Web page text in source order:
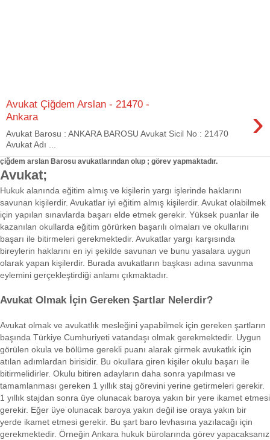
Avukat Çiğdem Arslan - 21470 -
Ankara
›
Avukat Barosu : ANKARA BAROSU Avukat Sicil No : 21470
Avukat Adı ...
çiğdem arslan Barosu avukatlarından olup ; görev yapmaktadır.
Avukat;
Hukuk alanında eğitim almış ve kişilerin yargı işlerinde haklarını
savunan kişilerdir. Avukatlar iyi eğitim almış kişilerdir. Avukat olabilmek
için yapılan sınavlarda başarı elde etmek gerekir. Yüksek puanlar ile
kazanılan okullarda eğitim görürken başarılı olmaları ve okullarını
başarı ile bitirmeleri gerekmektedir. Avukatlar yargı karşısında
bireylerin haklarını en iyi şekilde savunan ve bunu yasalara uygun
olarak yapan kişilerdir. Burada avukatların başkası adına savunma
eylemini gerçekleştirdiği anlamı çıkmaktadır.
Avukat Olmak İçin Gereken Şartlar Nelerdir?
Avukat olmak ve avukatlık mesleğini yapabilmek için gereken şartların
başında Türkiye Cumhuriyeti vatandaşı olmak gerekmektedir. Uygun
görülen okula ve bölüme gerekli puanı alarak girmek avukatlık için
atılan adımlardan birisidir. Bu okullara giren kişiler okulu başarı ile
bitirmelidirler. Okulu bitiren adayların daha sonra yapılması ve
tamamlanması gereken 1 yıllık staj görevini yerine getirmeleri gerekir.
1 yıllık stajdan sonra üye olunacak baroya yakın bir yere ikamet etmesi
gerekir. Eğer üye olunacak baroya yakın değil ise oraya yakın bir
yerde ikamet etmesi gerekir. Bu şart baro levhasına yazılacağı için
gerekmektedir. Örneğin Ankara hukuk bürolarında görev yapacaksanız